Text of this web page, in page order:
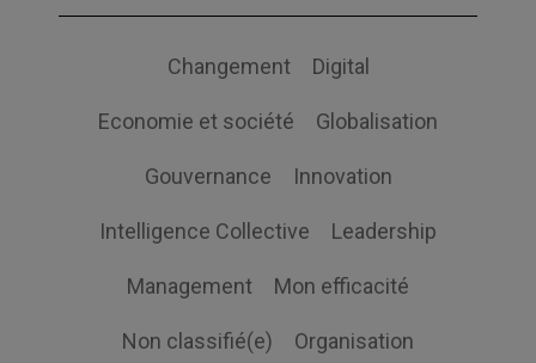
Changement Digital
Economie et société Globalisation
Gouvernance Innovation
Intelligence Collective Leadership
Management Mon efficacité
Non classifié(e) Organisation